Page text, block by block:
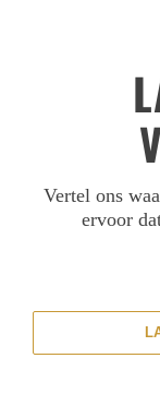
NIEUWS
STOAK
Vertel ons
ervoor